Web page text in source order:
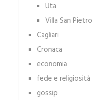
Uta
Villa San Pietro
Cagliari
Cronaca
economia
fede e religiosità
gossip